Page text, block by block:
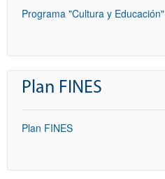
Programa "Cultura y Educación"
Plan FINES
Plan FINES